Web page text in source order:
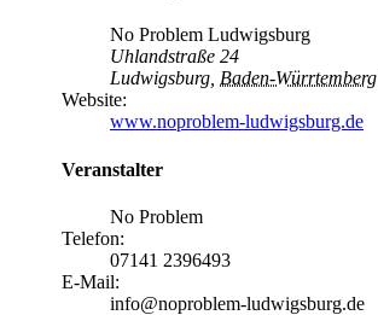
No Problem Ludwigsburg
Uhlandstraße 24
Ludwigsburg, Baden-Würrtemberg
Website:
www.noproblem-ludwigsburg.de
Veranstalter
No Problem
Telefon:
07141 2396493
E-Mail:
info@noproblem-ludwigsburg.de